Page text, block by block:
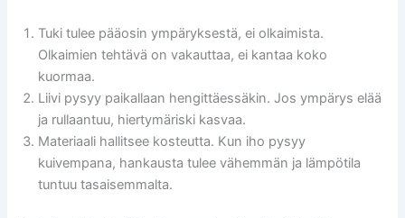
Tuki tulee pääosin ympäryksestä, ei olkaimista.
Olkaimien tehtävä on vakauttaa, ei kantaa koko
kuormaa.
Liivi pysyy paikallaan hengittäessäkin. Jos ympärys elää
ja rullaantuu, hiertymäriski kasvaa.
Materiaali hallitsee kosteutta. Kun iho pysyy
kuivempana, hankausta tulee vähemmän ja lämpötila
tuntuu tasaisemmalta.